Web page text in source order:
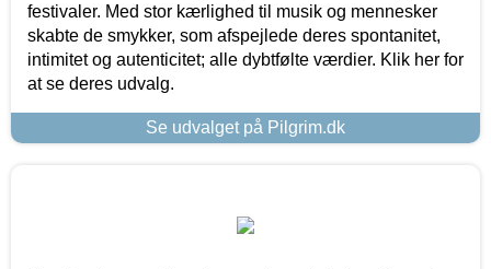
festivaler. Med stor kærlighed til musik og mennesker
skabte de smykker, som afspejlede deres spontanitet,
intimitet og autenticitet; alle dybtfølte værdier. Klik her for
at se deres udvalg.
Se udvalget på Pilgrim.dk